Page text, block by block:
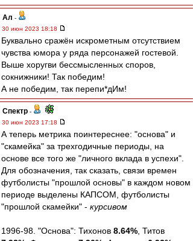
Ал -
30 июн 2023 18:18
Буквально сражён искрометным отсутствием
чувства юмора у ряда персонажей гостевой.
Выше хоругви бессмысленных споров,
сокнижники! Так победим!
А не победим, так перепи*дИм!
Спектр -
30 июн 2023 17:18
А теперь метрика поинтереснее: "основа" и
"скамейка" за трехгодичные периоды, на
основе все того же "личного вклада в успехи".
Для обозначения, так сказать, связи времен
футболисты "прошлой основы" в каждом новом
периоде выделены КАПСОМ, футболисты
"прошлой скамейки" - курсивом
1996-98. "Основа": Тихонов 8.64% , Титов